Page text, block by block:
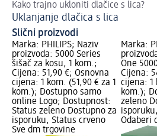
Kako trajno ukloniti dlačice s lica?
Uklanjanje dlačica s lica
Slični proizvodi
Marka: PHILIPS; Naziv
proizvoda: 5000 Series
šišač za kosu, 1 kom.;
Cijena: 51,90 €; Osnovna
cijena: 1 kom. (51,90 € za 1
kom.); Dostupno samo
online Logo; Dostupnost:
Status zeleno Dostupno za
isporuku, Status crveno
Sve dm trgovine
Marka:
One
Cijena:
cijena: 1
kom.);
zeleno
Odaberi